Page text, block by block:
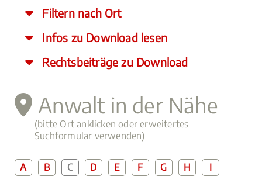
Filtern nach Ort
Infos zu Download lesen
Rechtsbeiträge zu Download
Anwalt in der Nähe
(bitte Ort anklicken oder erweitertes
Suchformular verwenden)
A B C D E F G H
I